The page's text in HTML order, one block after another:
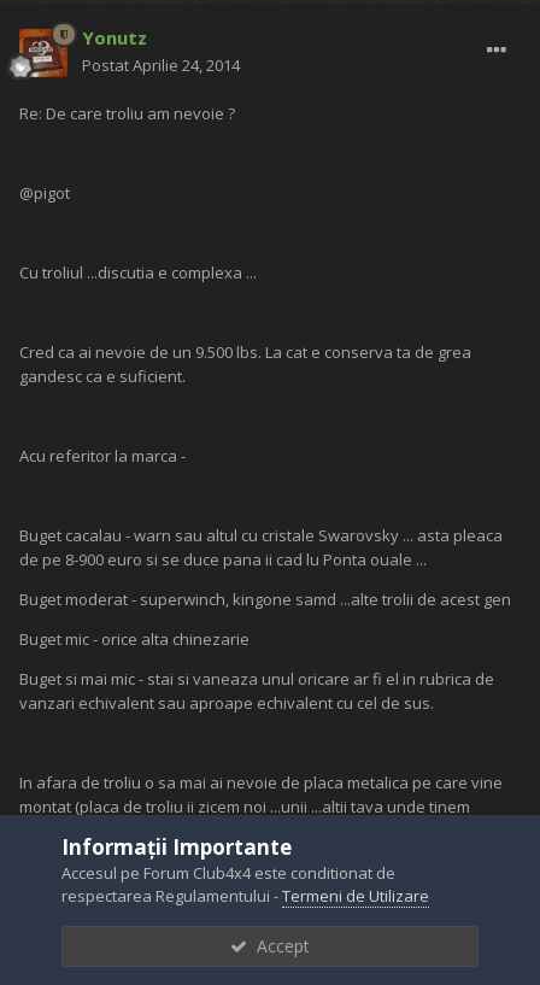
Yonutz
PostatAprilie 24, 2014
Re: De care troliu am nevoie ?
@pigot
Cu troliul ...discutia e complexa ...
Cred ca ai nevoie de un 9.500 lbs. La cat e conserva ta de grea
gandesc ca e suficient.
Acu referitor la marca -
Buget cacalau - warn sau altul cu cristale Swarovsky ... asta pleaca
de pe 8-900 euro si se duce pana ii cad lu Ponta ouale ...
Buget moderat - superwinch, kingone samd ...alte trolii de acest gen
Buget mic - orice alta chinezarie
Buget si mai mic - stai si vaneaza unul oricare ar fi el in rubrica de
vanzari echivalent sau aproape echivalent cu cel de sus.
In afara de troliu o sa mai ai nevoie de placa metalica pe care vine
montat (placa de troliu ii zicem noi ...unii ...altii tava unde tinem
samd)...pe care fie o gasesti pe piata, fie ti-o faci tu in regie proprie
sau nu si pretul ei oscineaza intre 25 euro si 150 euro ...depinde.
A treia necunoscuta ...montajul ...si asta oscileaza intre 50 si 150 euro
Informații Importante
Accesul pe Forum Club4x4 este conditionat de
respectarea Regulamentului -Termeni de Utilizare
Accept